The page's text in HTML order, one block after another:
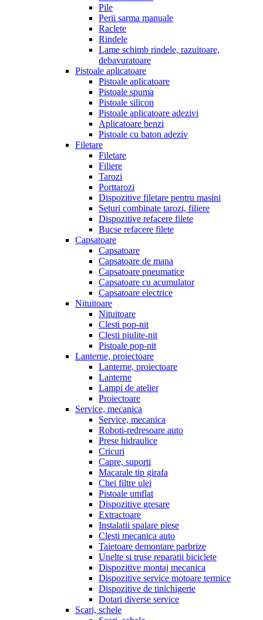
Pile
Perii sarma manuale
Raclete
Rindele
Lame schimb rindele, razuitoare,
debavuratoare
Pistoale aplicatoare
Pistoale aplicatoare
Pistoale spuma
Pistoale silicon
Pistoale aplicatoare adezivi
Aplicatoare benzi
Pistoale cu baton adeziv
Filetare
Filetare
Filiere
Tarozi
Porttarozi
Dispozitive filetare pentru masini
Seturi combinate tarozi, filiere
Dispozitive refacere filete
Bucse refacere filete
Capsatoare
Capsatoare
Capsatoare de mana
Capsatoare pneumatice
Capsatoare cu acumulator
Capsatoare electrice
Nituitoare
Nituitoare
Clesti pop-nit
Clesti piulite-nit
Pistoale pop-nit
Lanterne, proiectoare
Lanterne, proiectoare
Lanterne
Lampi de atelier
Proiectoare
Service, mecanica
Service, mecanica
Roboti-redresoare auto
Prese hidraulice
Cricuri
Capre, suporti
Macarale tip girafa
Chei filtre ulei
Pistoale umflat
Dispozitive gresare
Extractoare
Instalatii spalare piese
Clesti mecanica auto
Taietoare demontare parbrize
Unelte si truse reparatii biciclete
Dispozitive montaj mecanica
Dispozitive service motoare termice
Dispozitive de tinichigerie
Dotari diverse service
Scari, schele